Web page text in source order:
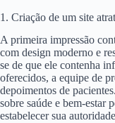
1. Criação de um site
A primeira impressão
com design moderno e
se de que ele contenha
oferecidos, a equipe de
depoimentos de
sobre saúde e bem-estar
estabelecer sua